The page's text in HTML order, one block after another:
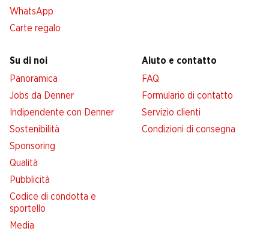
WhatsApp
Carte regalo
Su di noi
Panoramica
Jobs da Denner
Indipendente con Denner
Sostenibilità
Sponsoring
Qualità
Pubblicità
Codice di condotta e
sportello
Media
Aiuto e contatto
FAQ
Formulario di contatto
Servizio clienti
Condizioni di consegna